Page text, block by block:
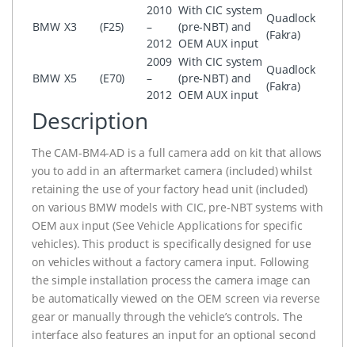
BMW X3 (F25)
2010
–
2012
With CIC system
(pre-NBT) and
OEM AUX input
Quadlock
(Fakra)
BMW X5 (E70)
2009
–
2012
With CIC system
(pre-NBT) and
OEM AUX input
Quadlock
(Fakra)
Description
The CAM-BM4-AD is a full camera add on kit that allows
you to add in an aftermarket camera (included) whilst
retaining the use of your factory head unit (included)
on various BMW models with CIC, pre-NBT systems with
OEM aux input (See Vehicle Applications for specific
vehicles). This product is specifically designed for use
on vehicles without a factory camera input. Following
the simple installation process the camera image can
be automatically viewed on the OEM screen via reverse
gear or manually through the vehicle’s controls. The
interface also features an input for an optional second